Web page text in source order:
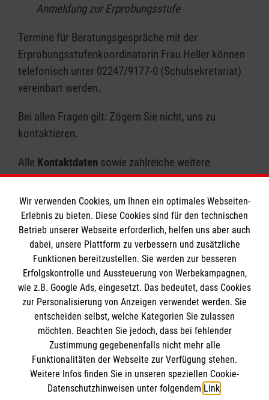
Anmeldung zur Erprobungsstufe
Termine für Beratungsgespräche mit der
Erprobungsstufenkoordinatorin Frau Heller können
telefonisch unter 02247/9177-0 (Schulsekretariat)
vereinbart werden.
Bei allen Fragen gilt: Zögern Sie nicht, uns zu
kontaktieren.
Alle Kontaktdaten sowie zahlreiche weitere
Informationenfinden Sie auf unserer Homepage.
Wir freuen uns auf Sie!
Das Antoniuskolleg
Downloads
Anmeldung
Unsere Schule
Informationen
Wir verwenden Cookies, um Ihnen ein optimales Webseiten-
Erlebnis zu bieten. Diese Cookies sind für den technischen
Betrieb unserer Webseite erforderlich, helfen uns aber auch
dabei, unsere Plattform zu verbessern und zusätzliche
Funktionen bereitzustellen. Sie werden zur besseren
Erfolgskontrolle und Aussteuerung von Werbekampagnen,
wie z.B. Google Ads, eingesetzt. Das bedeutet, dass Cookies
zur Personalisierung von Anzeigen verwendet werden. Sie
entscheiden selbst, welche Kategorien Sie zulassen
möchten. Beachten Sie jedoch, dass bei fehlender
Zustimmung gegebenenfalls nicht mehr alle
Funktionalitäten der Webseite zur Verfügung stehen.
Weitere Infos finden Sie in unseren speziellen Cookie-
Datenschutzhinweisen unter folgendem Link.